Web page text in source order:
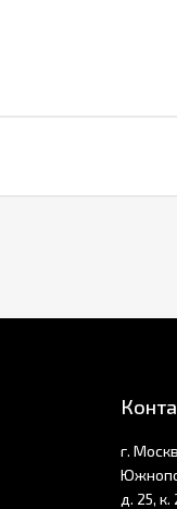
г.
д. 25, к.